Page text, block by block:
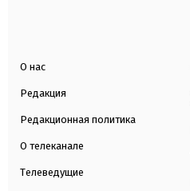
О нас
Редакция
Редакционная политика
О телеканале
Телеведущие